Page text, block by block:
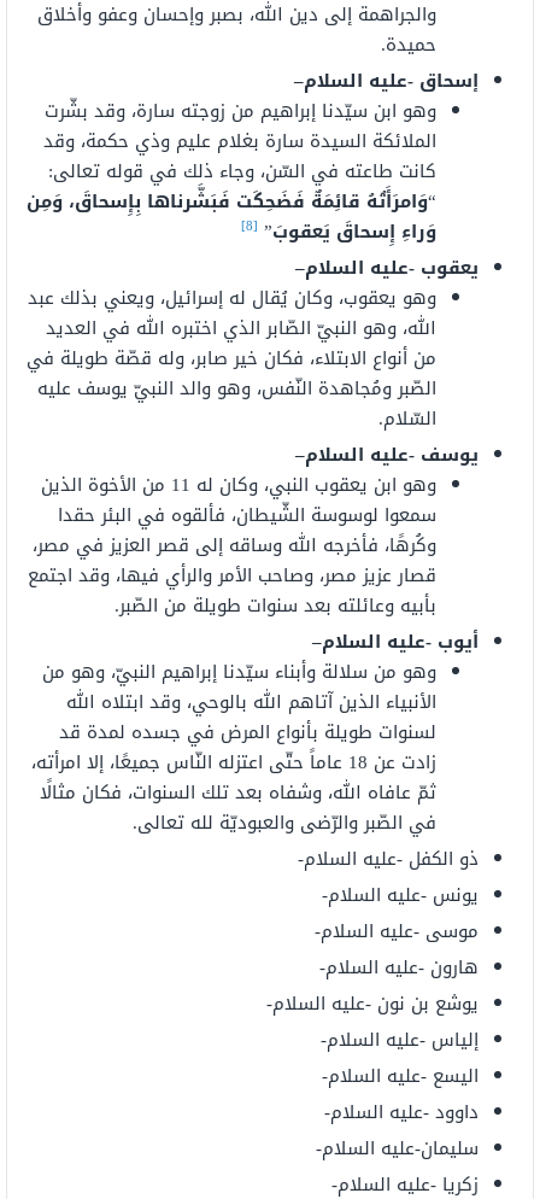
والجراهمة إلى دين الله، بصبر وإحسان وعفو وأخلاق
حميدة.
إسحاق -عليه السلام–
وهو ابن سيّدنا إبراهيم من زوجته سارة، وقد بشّرت
الملائكة السيدة سارة بغلام عليم وذي حكمة، وقد
كانت طاعته في السّن، وجاء ذلك في قوله تعالى:
“وَامرَأَتُهُ قائِمَةٌ فَضَحِكَت فَبَشَّرناها بِإِسحاقَ، وَمِن
وَراءِ إِسحاقَ يَعقوبَ”
[8]
يعقوب -عليه السلام–
وهو يعقوب، وكان يُقال له إسرائيل، ويعني بذلك عبد
الله، وهو النبيّ الصّابر الذي اختبره الله في العديد
من أنواع الابتلاء، فكان خير صابر، وله قصّة طويلة في
الصّبر ومُجاهدة النّفس، وهو والد النبيّ يوسف عليه
السّلام.
يوسف -عليه السلام–
وهو ابن يعقوب النبي، وكان له 11 من الأخوة الذين
سمعوا لوسوسة الشّيطان، فألقوه في البئر حقدا
وكُرهًا، فأخرجه الله وساقه إلى قصر العزيز في مصر،
قصار عزيز مصر، وصاحب الأمر والرأي فيها، وقد اجتمع
بأبيه وعائلته بعد سنوات طويلة من الصّبر.
أيوب -عليه السلام–
وهو من سلالة وأبناء سيّدنا إبراهيم النبيّ، وهو من
الأنبياء الذين آتاهم الله بالوحي، وقد ابتلاه الله
لسنوات طويلة بأنواع المرض في جسده لمدة قد
زادت عن 18 عاماً حتّى اعتزله النّاس جميعًا، إلا امرأته،
ثمّ عافاه الله، وشفاه بعد تلك السنوات، فكان مثالًا
في الصّبر والرّضى والعبوديّة لله تعالى.
ذو الكفل -عليه السلام-
يونس -عليه السلام-
موسى -عليه السلام-
هارون -عليه السلام-
يوشع بن نون -عليه السلام-
إلياس -عليه السلام-
اليسع -عليه السلام-
داوود -عليه السلام-
سليمان-عليه السلام-
زكريا -عليه السلام-